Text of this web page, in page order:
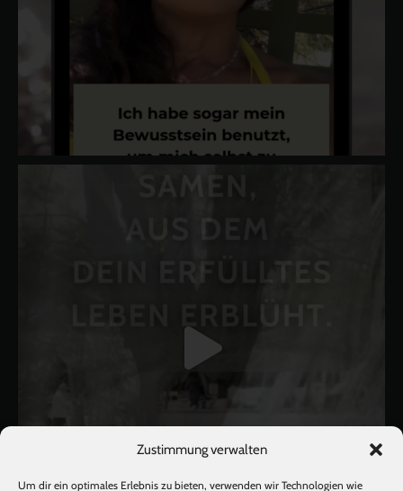
Zustimmung verwalten
Um dir ein optimales Erlebnis zu bieten, verwenden wir Technologien wie